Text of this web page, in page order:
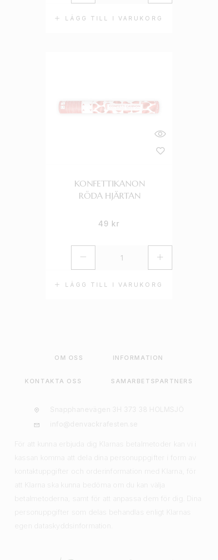
LÄGG TILL I VARUKORG
LÄGG TILL I VARUKORG
KONFETTIKANON
RÖDA HJÄRTAN
49 kr
OM OSS INFORMATION
KONTAKTA OSS SAMARBETSPARTNERS
För att kunna erbjuda dig Klarnas betalmetoder kan vi i
kassan komma att dela dina personuppgifter i form av
kontaktuppgifter och orderinformation med Klarna, för
att Klarna ska kunna bedöma om du kan välja
betalmetoderna, samt för att anpassa dem för dig. Dina
personuppgifter som delas behandlas enligt Klarnas
egen dataskyddsinformation.